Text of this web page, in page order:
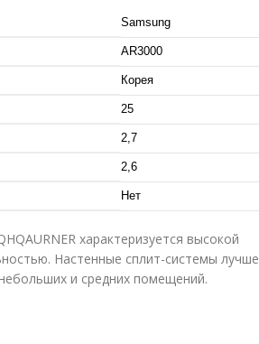
Samsung
AR3000
Корея
25
2,7
2,6
Нет
характеризуется высокой
Настенные сплит-системы лучше
и средних помещений.